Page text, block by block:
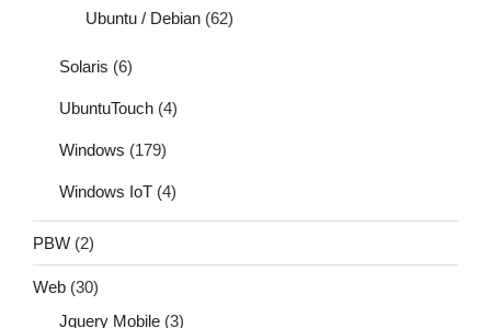
Ubuntu / Debian (62)
Solaris (6)
UbuntuTouch (4)
Windows (179)
Windows IoT (4)
PBW (2)
Web (30)
Jquery Mobile (3)